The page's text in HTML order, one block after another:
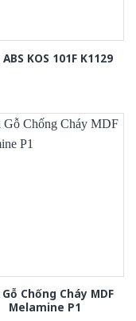
KOS 101F K1129
Chống Cháy MDF
Melamine P1